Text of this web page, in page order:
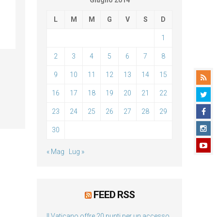
L M M G V S D
1
2 3 4 5 6 7 8
9 10 11 12 13 14 15
16 17 18 19 20 21 22
23 24 25 26 27 28 29
30
« Mag Lug »
FEED RSS